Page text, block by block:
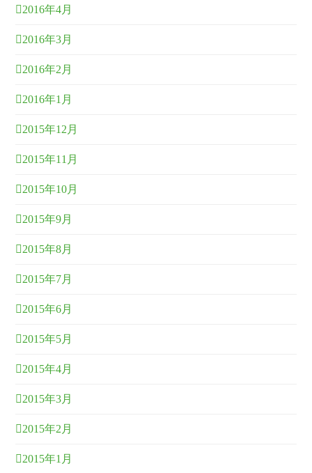
2016年4月
2016年3月
2016年2月
2016年1月
2015年12月
2015年11月
2015年10月
2015年9月
2015年8月
2015年7月
2015年6月
2015年5月
2015年4月
2015年3月
2015年2月
2015年1月